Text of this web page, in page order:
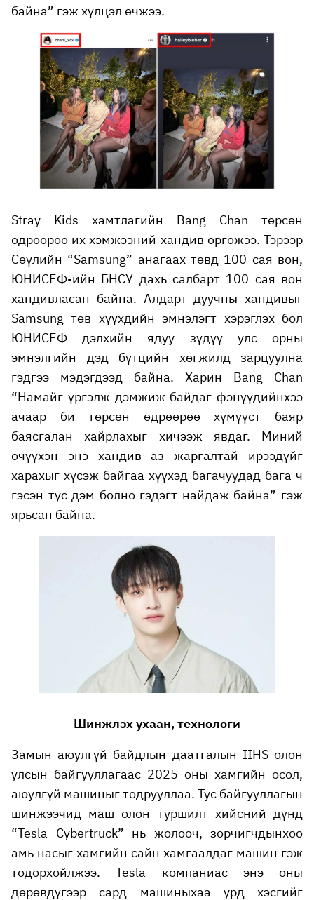
байна” гэж хүлцэл өчжээ.
Stray Kids хамтлагийн Bang Chan төрсөн
өдрөөрөө их хэмжээний хандив өргөжээ. Тэрээр
Сөүлийн “Samsung” анагаах төвд 100 сая вон,
ЮНИСЕФ-ийн БНСУ дахь салбарт 100 сая вон
хандивласан байна. Алдарт дуучны хандивыг
Samsung төв хүүхдийн эмнэлэгт хэрэглэх бол
ЮНИСЕФ дэлхийн ядуу зүдүү улс орны
эмнэлгийн дэд бүтцийн хөгжилд зарцуулна
гэдгээ мэдэгдээд байна. Харин Bang Chan
“Намайг үргэлж дэмжиж байдаг фэнүүдийнхээ
ачаар би төрсөн өдрөөрөө хүмүүст баяр
баясгалан хайрлахыг хичээж явдаг. Миний
өчүүхэн энэ хандив аз жаргалтай ирээдүйг
харахыг хүсэж байгаа хүүхэд багачуудад бага ч
гэсэн тус дэм болно гэдэгт найдаж байна” гэж
ярьсан байна.
Шинжлэх ухаан, технологи
Замын аюулгүй байдлын даатгалын IIHS олон
улсын байгууллагаас 2025 оны хамгийн осол,
аюулгүй машиныг тодрууллаа. Тус байгууллагын
шинжээчид маш олон туршилт хийсний дүнд
“Tesla Cybertruck” нь жолооч, зорчигчдынхоо
амь насыг хамгийн сайн хамгаалдаг машин гэж
тодорхойлжээ. Tesla компаниас энэ оны
дөрөвдүгээр сард машиныхаа урд хэсгийг